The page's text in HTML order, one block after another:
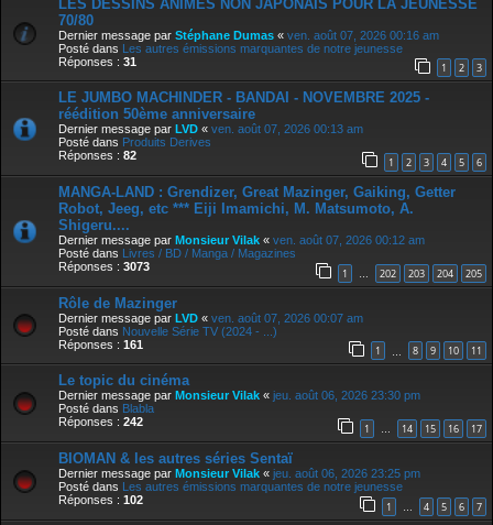
LES DESSINS ANIMÉS NON JAPONAIS POUR LA JEUNESSE
70/80
Dernier message par Stéphane Dumas « ven. août 07, 2026 00:16 am
Posté dans Les autres émissions marquantes de notre jeunesse
Réponses : 31 1 2 3
LE JUMBO MACHINDER - BANDAI - NOVEMBRE 2025 -
réédition 50ème anniversaire
Dernier message par LVD « ven. août 07, 2026 00:13 am
Posté dans Produits Derives
Réponses : 82 1 2 3 4 5 6
MANGA-LAND : Grendizer, Great Mazinger, Gaiking, Getter
Robot, Jeeg, etc *** Eiji Imamichi, M. Matsumoto, A.
Shigeru....
Dernier message par Monsieur Vilak « ven. août 07, 2026 00:12 am
Posté dans Livres / BD / Manga / Magazines
Réponses : 3073 1 … 202 203 204 205
Rôle de Mazinger
Dernier message par LVD « ven. août 07, 2026 00:07 am
Posté dans Nouvelle Série TV (2024 - ...)
Réponses : 161 1 8 9 10 11
Le topic du cinéma
Dernier message par Monsieur Vilak « jeu. août 06, 2026 23:30 pm
Posté dans Blabla
Réponses : 242 1 … 14 15 16 17
BIOMAN & les autres séries Sentaï
Dernier message par Monsieur Vilak « jeu. août 06, 2026 23:25 pm
Posté dans Les autres émissions marquantes de notre jeunesse
Réponses : 102 1 4 5 6 7